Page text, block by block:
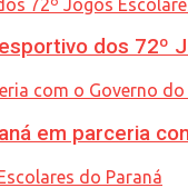
dos 72º
em parceria